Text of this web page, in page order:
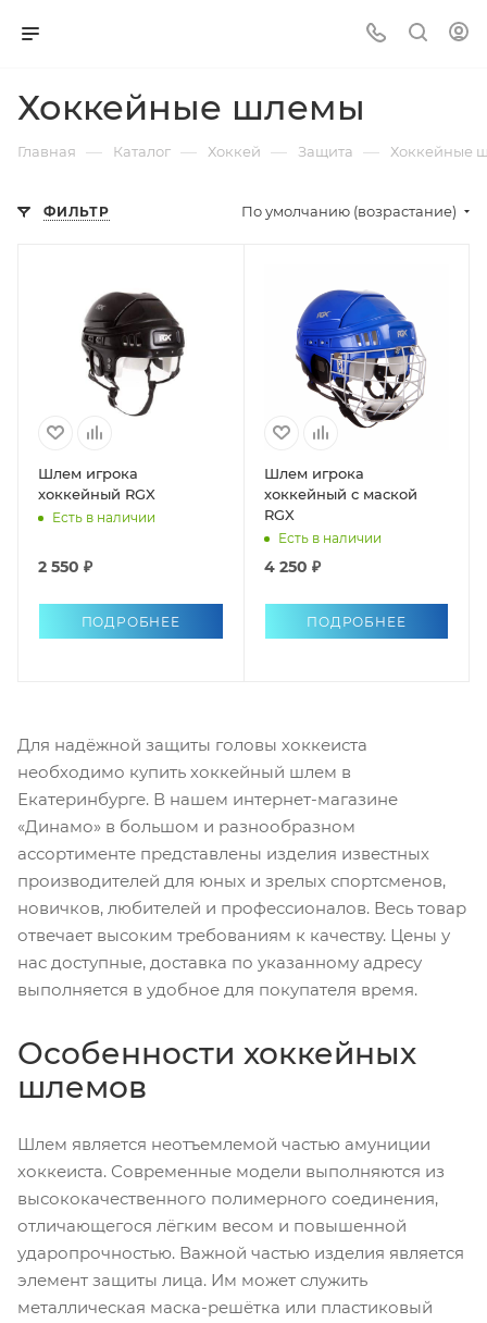
Хоккейные шлемы
Главная — Каталог — Хоккей — Защита — Хоккейные
ФИЛЬТР По умолчанию (возрастание)
Шлем игрока
хоккейный RGX
Есть в наличии
2 550 ₽
ПОДРОБНЕЕ
Шлем игрока
хоккейный c маской
RGX
Есть в наличии
4 250 ₽
ПОДРОБНЕЕ
Для надёжной защиты головы хоккеиста
необходимо купить хоккейный шлем в
Екатеринбурге. В нашем интернет-магазине
«Динамо» в большом и разнообразном
ассортименте представлены изделия известных
производителей для юных и зрелых спортсменов,
новичков, любителей и профессионалов. Весь товар
отвечает высоким требованиям к качеству. Цены у
нас доступные, доставка по указанному адресу
выполняется в удобное для покупателя время.
Особенности хоккейных
шлемов
Шлем является неотъемлемой частью амуниции
хоккеиста. Современные модели выполняются из
высококачественного полимерного соединения,
отличающегося лёгким весом и повышенной
ударопрочностью. Важной частью изделия является
элемент защиты лица. Им может служить
металлическая маска-решётка или пластиковый